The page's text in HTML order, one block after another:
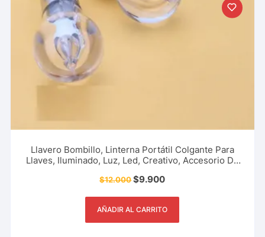
Llavero Bombillo, Linterna Portátil Colgante Para
Llaves, Iluminado, Luz, Led, Creativo, Accesorio De
$12.000$9.900
AÑADIR AL CARRITO